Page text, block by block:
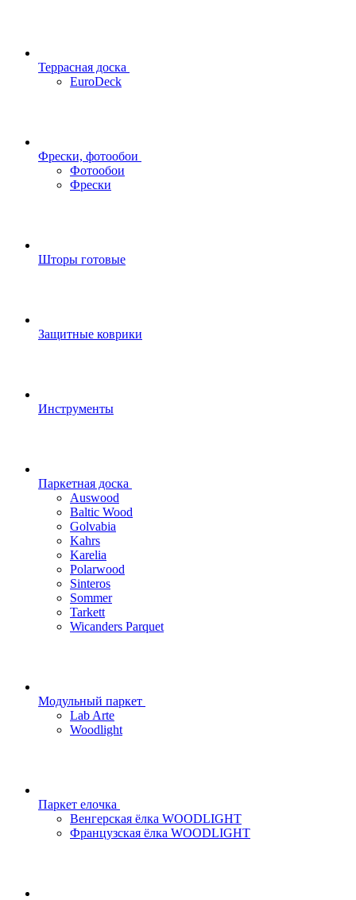
Террасная доска
EuroDeck
Фрески, фотообои
Фотообои
Фрески
Шторы готовые
Защитные коврики
Инструменты
Паркетная доска
Auswood
Baltic Wood
Golvabia
Kahrs
Karelia
Polarwood
Sinteros
Sommer
Tarkett
Wicanders Parquet
Модульный паркет
Lab Arte
Woodlight
Паркет елочка
Венгерская ёлка WOODLIGHT
Французская ёлка WOODLIGHT